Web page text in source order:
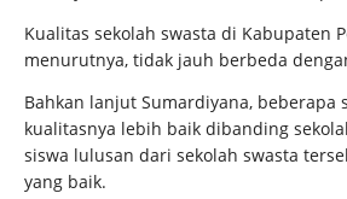
Kualitas sekolah swasta di Kabupaten
menurutnya, tidak jauh berbeda
Bahkan lanjut Sumardiyana, beberapa
kualitasnya lebih baik dibanding
siswa lulusan dari sekolah swasta
yang baik.